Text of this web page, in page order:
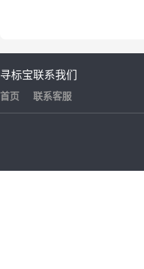
寻标宝
首页
联系我们
联系客服